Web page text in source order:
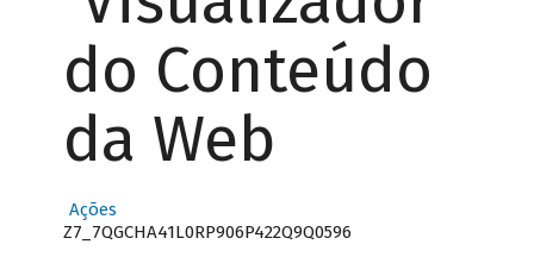
do Conteúdo
da Web
Ações
Z7_7QGCHA41L0RP906P422Q9Q0596